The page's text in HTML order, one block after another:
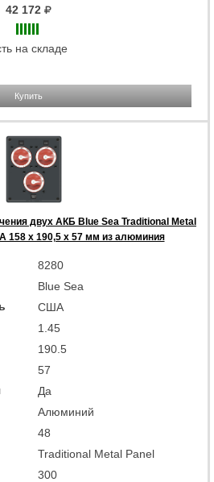
42 172
на складе
Купить
двух АКБ Blue Sea Traditional Metal
158 x 190,5 x 57 мм из алюминия
8280
Blue Sea
США
1.45
190.5
57
Да
Алюминий
48
Traditional Metal Panel
300